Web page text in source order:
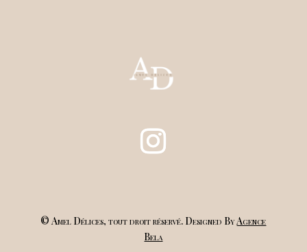
© Amel Délices, tout droit réservé. Designed ByAgence
Bela